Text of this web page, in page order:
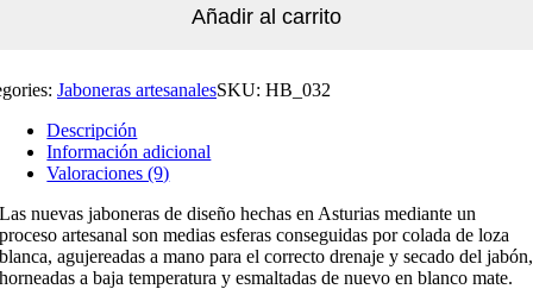
Añadir al carrito
Jaboneras artesanalesSKU: HB_032
Descripción
Información adicional
Valoraciones (9)
Las nuevas jaboneras de diseño hechas en Asturias mediante un
proceso artesanal son medias esferas conseguidas por colada de loza
blanca, agujereadas a mano para el correcto drenaje y secado del jabón,
horneadas a baja temperatura y esmaltadas de nuevo en blanco mate.